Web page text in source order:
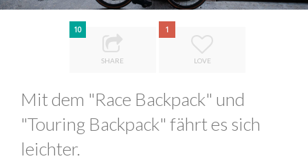
10
SHARE
1
LOVE
Mit dem "Race Backpack" und
"Touring Backpack" fährt es sich
leichter.